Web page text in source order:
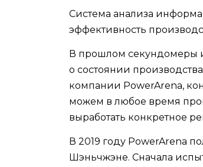
Система анализа
эффективность
В прошлом секундомеры
о состоянии
компании PowerArena,
можем в любое время
выработать конкретное
В 2019 году PowerArena
Шэньчжэне. Сначала